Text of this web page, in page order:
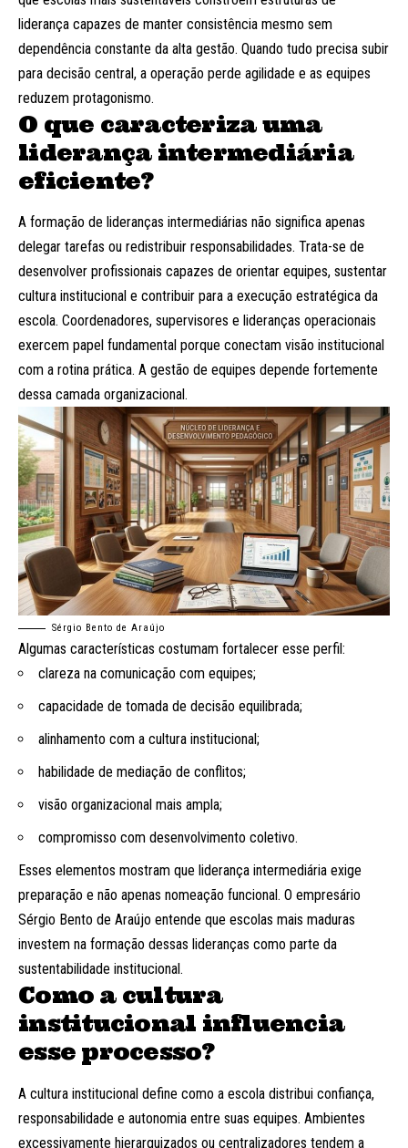
liderança capazes de manter consistência mesmo sem
dependência constante da alta gestão. Quando tudo precisa subir
para decisão central, a operação perde agilidade e as equipes
reduzem protagonismo.
O que caracteriza uma
liderança intermediária
eficiente?
A formação de lideranças intermediárias não significa apenas
delegar tarefas ou redistribuir responsabilidades. Trata-se de
desenvolver profissionais capazes de orientar equipes, sustentar
cultura institucional e contribuir para a execução estratégica da
escola. Coordenadores, supervisores e lideranças operacionais
exercem papel fundamental porque conectam visão institucional
com a rotina prática. A gestão de equipes depende fortemente
dessa camada organizacional.
Sérgio Bento de Araújo
Algumas características costumam fortalecer esse perfil:
clareza na comunicação com equipes;
capacidade de tomada de decisão equilibrada;
alinhamento com a cultura institucional;
habilidade de mediação de conflitos;
visão organizacional mais ampla;
compromisso com desenvolvimento coletivo.
Esses elementos mostram que liderança intermediária exige
preparação e não apenas nomeação funcional. O empresário
Sérgio Bento de Araújo entende que escolas mais maduras
investem na formação dessas lideranças como parte da
sustentabilidade institucional.
Como a cultura
institucional influencia
esse processo?
A cultura institucional define como a escola distribui confiança,
responsabilidade e autonomia entre suas equipes. Ambientes
excessivamente hierarquizados ou centralizadores tendem a